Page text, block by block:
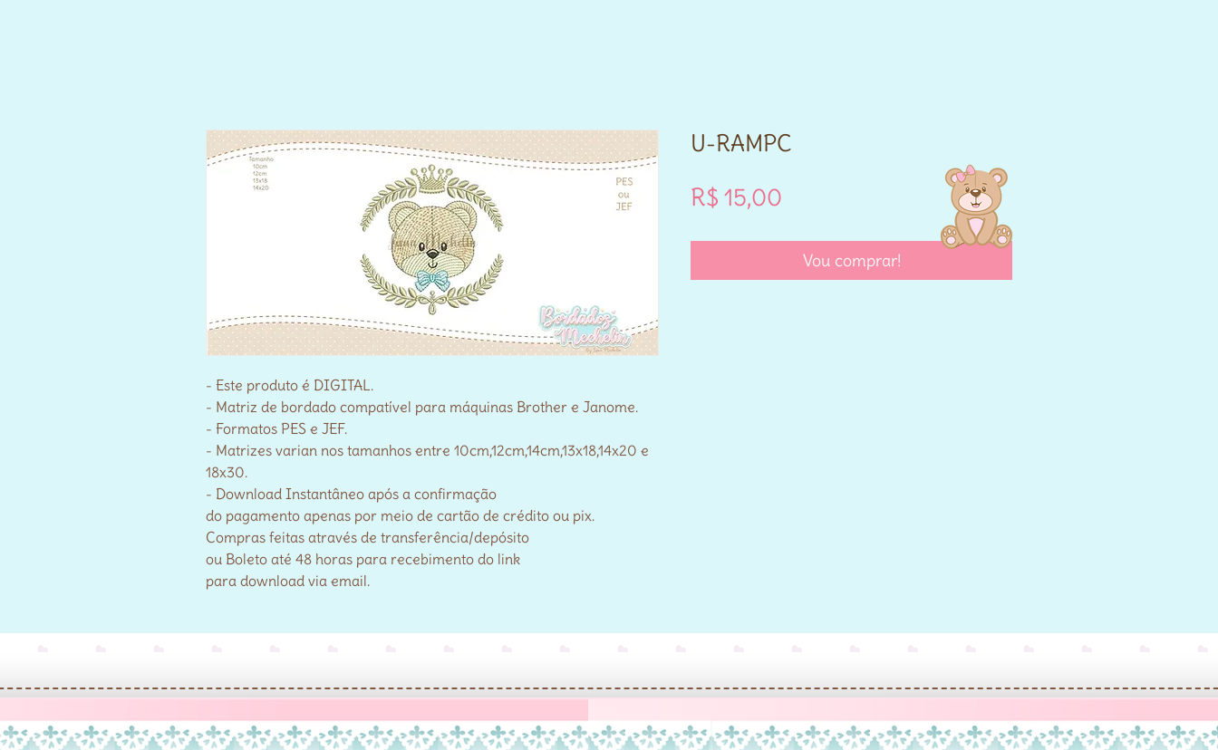
- Este produto é DIGITAL.
- Matriz de bordado compatível para máquinas Brother e Janome.
- Formatos PES e JEF.
- Matrizes varian nos tamanhos entre 10cm,12cm,14cm,13x18,14x20 e
18x30.
- Download Instantâneo após a confirmação
do pagamento apenas por meio de cartão de crédito ou pix.
Compras feitas através de transferência/depósito
ou Boleto até 48 horas para recebimento do link
para download via email.
U-RAMPC
R$ 15,00
Vou comprar!